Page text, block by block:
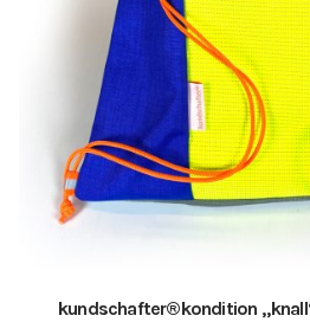
kundschafter​®​kondition